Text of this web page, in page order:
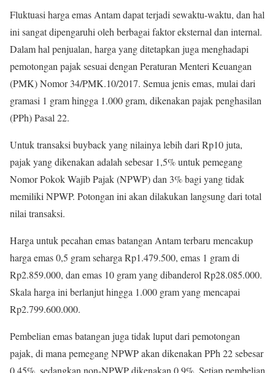
Fluktuasi harga emas Antam dapat terjadi sewaktu-waktu, dan hal
ini sangat dipengaruhi oleh berbagai faktor eksternal dan internal.
Dalam hal penjualan, harga yang ditetapkan juga menghadapi
pemotongan pajak sesuai dengan Peraturan Menteri Keuangan
(PMK) Nomor 34/PMK.10/2017. Semua jenis emas, mulai dari
gramasi 1 gram hingga 1.000 gram, dikenakan pajak penghasilan
(PPh) Pasal 22.
Untuk transaksi buyback yang nilainya lebih dari Rp10 juta,
pajak yang dikenakan adalah sebesar 1,5% untuk pemegang
Nomor Pokok Wajib Pajak (NPWP) dan 3% bagi yang tidak
memiliki NPWP. Potongan ini akan dilakukan langsung dari total
nilai transaksi.
Harga untuk pecahan emas batangan Antam terbaru mencakup
harga emas 0,5 gram seharga Rp1.479.500, emas 1 gram di
Rp2.859.000, dan emas 10 gram yang dibanderol Rp28.085.000.
Skala harga ini berlanjut hingga 1.000 gram yang mencapai
Rp2.799.600.000.
Pembelian emas batangan juga tidak luput dari pemotongan
pajak, di mana pemegang NPWP akan dikenakan PPh 22 sebesar